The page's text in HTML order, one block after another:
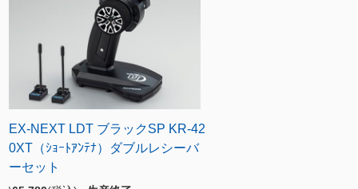
EX-NEXT LDT ブラックSP KR-42
0XT（ｼｮｰﾄｱﾝﾃﾅ）ダブルレシーバ
ーセット